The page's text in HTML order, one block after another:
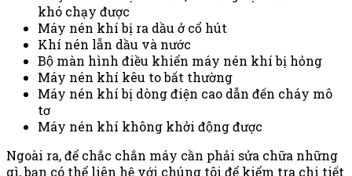
khó chạy được
Máy nén khí bị ra dầu ở cổ hút
Khí nén lẫn dầu và nước
Bộ màn hình điều khiển máy nén khí bị hỏng
Máy nén khí kêu to bất thường
Máy nén khí bị dòng điện cao dẫn đến cháy mô
tơ
Máy nén khí không khởi động được
Ngoài ra, để chắc chắn máy cần phải sửa chữa những
gì, bạn có thể liên hệ với chúng tôi để kiểm tra chi tiết